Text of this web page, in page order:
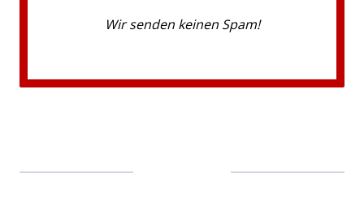
Wir senden keinen Spam!